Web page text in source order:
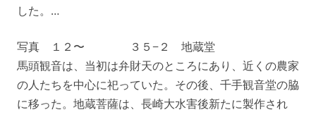
した。…
写真 １２〜 ３５−２ 地蔵堂
馬頭観音は、当初は弁財天のところにあり、近くの農家
の人たちを中心に祀っていた。その後、千手観音堂の脇
に移った。地蔵菩薩は、長崎大水害後新たに製作され